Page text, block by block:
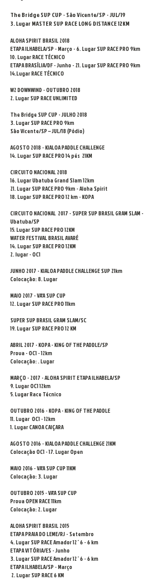
The Bridge SUP CUP - São Vicente/SP - JUL/19
3. Lugar MASTER SUP RACE LONG DISTANCE 12KM
ALOHA SPIRIT BRASIL 2018
ETAPA ILHABELA/SP - Março - 6. Lugar SUP RACE PRO 9km
10. Lugar RACE TÉCNICO
ETAPA BRASÍLIA/DF - Junho - 21. Lugar SUP RACE PRO 9km
14.Lugar RACE TÉCNICO
W2 DOWNWIND - OUTUBRO 2018
2. Lugar SUP RACE UNLIMITED
The Bridge SUP CUP - JULHO 2018
3. Lugar SUP RACE PRO 9km
São Vicente/SP – JUL/18 (Pódio)
AGOSTO 2018 - KIALOA PADDLE CHALLENGE
14. Lugar SUP RACE PRO 14 pés 21KM
CIRCUITO NACIONAL 2018
16. Lugar Ubatuba Grand Slam 12km
21. Lugar SUP RACE PRO 9km - Aloha Spirit
18. Lugar SUP RACE PRO 12 km - KOPA
CIRCUITO NACIONAL 2017 - SUPER SUP BRASIL GRAM SLAM -
Ubatuba/SP
15. Lugar SUP RACE PRO 12KM
WATER FESTIVAL BRASIL AVARÉ
14. Lugar SUP RACE PRO 12KM
2. lugar - OC1
JUNHO 2017 - KIALOA PADDLE CHALLENGE SUP 21km
Colocação: 8. Lugar
MAIO 2017 - VA'A SUP CUP
12. Lugar SUP RACE PRO 11km
SUPER SUP BRASIL GRAM SLAM/SC
19. Lugar SUP RACE PRO12 KM
ABRIL 2017 - KOPA - KING OF THE PADDLE/SP
Prova - OC1 - 12km
Colocação: . Lugar
MARÇO - 2017 - ALOHA SPIRIT ETAPA ILHABELA/SP
9. Lugar OC1 12km
5. Lugar Race Técnico
OUTUBRO 2016 - KOPA - KING OF THE PADDLE
11. Lugar OC1 - 12km
1. Lugar CANOA CAIÇARA
AGOSTO 2016 - KIALOA PADDLE CHALLENGE 21KM
Colocação OC1 - 17. Lugar Open
MAIO 2016 - VA'A SUP CUP 11KM
Colocação: 3. Lugar
OUTUBRO 2015 - VA'A SUP CUP
Prova OPEN RACE 11km
Colocação: 2. Lugar
ALOHA SPIRIT BRASIL 2015
ETAPA PRAIA DO LEME/RJ - Setembro
4. Lugar SUP RACE Amador 12´6 - 6 km
ETAPA VITÓRIA/ES - Junho
3. Lugar SUP RACE Amador 12´6 - 6 km
ETAPA ILHABELA/SP - Março
2. Lugar SUP RACE 6 KM